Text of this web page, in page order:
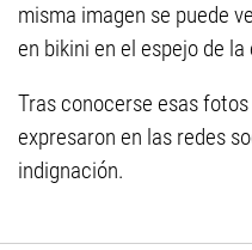
misma imagen se puede
en bikini en el espejo de
Tras conocerse esas
expresaron en las redes
indignación.